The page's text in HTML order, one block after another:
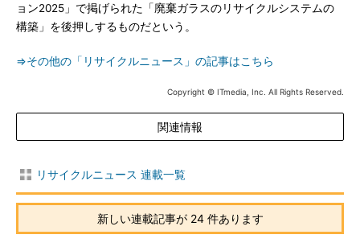
ョン2025」で掲げられた「廃棄ガラスのリサイクルシステムの
構築」を後押しするものだという。
⇒その他の「リサイクルニュース」の記事はこちら
Copyright © ITmedia, Inc. All Rights Reserved.
関連情報
リサイクルニュース 連載一覧
新しい連載記事が 24 件あります